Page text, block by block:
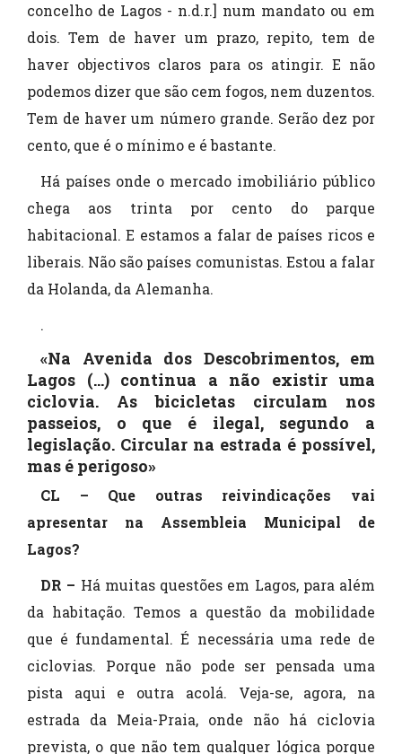
concelho de Lagos - n.d.r.] num mandato ou em
dois. Tem de haver um prazo, repito, tem de
haver objectivos claros para os atingir. E não
podemos dizer que são cem fogos, nem duzentos.
Tem de haver um número grande. Serão dez por
cento, que é o mínimo e é bastante.
Há países onde o mercado imobiliário público
chega aos trinta por cento do parque
habitacional. E estamos a falar de países ricos e
liberais. Não são países comunistas. Estou a falar
da Holanda, da Alemanha.
.
«Na Avenida dos Descobrimentos, em
Lagos (...) continua a não existir uma
ciclovia. As bicicletas circulam nos
passeios, o que é ilegal, segundo a
legislação. Circular na estrada é possível,
mas é perigoso»
CL – Que outras reivindicações vai
apresentar na Assembleia Municipal de
Lagos?
DR – Há muitas questões em Lagos, para além
da habitação. Temos a questão da mobilidade
que é fundamental. É necessária uma rede de
ciclovias. Porque não pode ser pensada uma
pista aqui e outra acolá. Veja-se, agora, na
estrada da Meia-Praia, onde não há ciclovia
prevista, o que não tem qualquer lógica porque